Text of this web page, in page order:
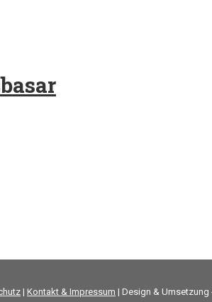
| Kontakt & Impressum | Design & Umsetzung